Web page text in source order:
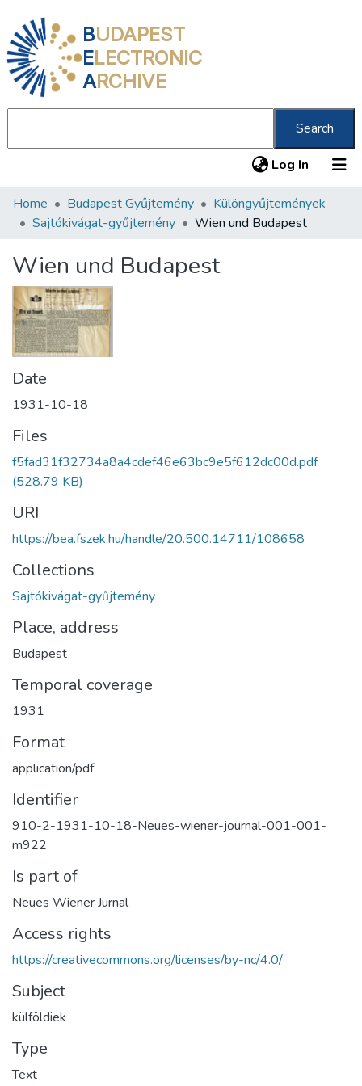
BUDAPEST
ELECTRONIC
ARCHIVE
Search
Log In (current)
Communities & Collections
Statistics
About us
Home Budapest Gyűjtemény
Különgyűjtemények
Sajtókivágat-gyűjtemény
Wien und Budapest
Wien und Budapest
Date
1931-10-18
Files
f5fad31f32734a8a4cdef46e63bc9e5f612dc00d.pdf
(528.79 KB)
URI
https://bea.fszek.hu/handle/20.500.14711/108658
Collections
Sajtókivágat-gyűjtemény
Place, address
Budapest
Temporal coverage
1931
Format
application/pdf
Identifier
910-2-1931-10-18-Neues-wiener-journal-001-001-
m922
Is part of
Neues Wiener Jurnal
Access rights
https://creativecommons.org/licenses/by-nc/4.0/
Subject
külföldiek
Type
Text